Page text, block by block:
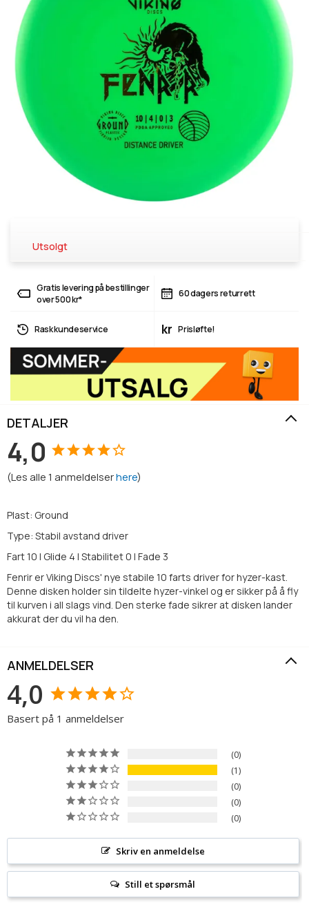
Utsolgt
Gratis levering på bestillinger
over 500 kr*
60 dagers returrett
Rask kundeservice kr Prisløfte!
DETALJER
4,0
(Les alle1 anmeldelserhere)
Plast: Ground
Type: Stabil avstand driver
Fart 10 | Glide 4 | Stabilitet 0 | Fade 3
Fenrir er Viking Discs' nye stabile 10 farts driver for hyzer-kast.
Denne disken holder sin tildelte hyzer-vinkel og er sikker på å fly
til kurven i all slags vind. Den sterke fade sikrer at disken lander
akkurat der du vil ha den.
ANMELDELSER
4,0
Basert på 1 anmeldelser
0
1
0
0
0
Skriv en anmeldelse
Still et spørsmål